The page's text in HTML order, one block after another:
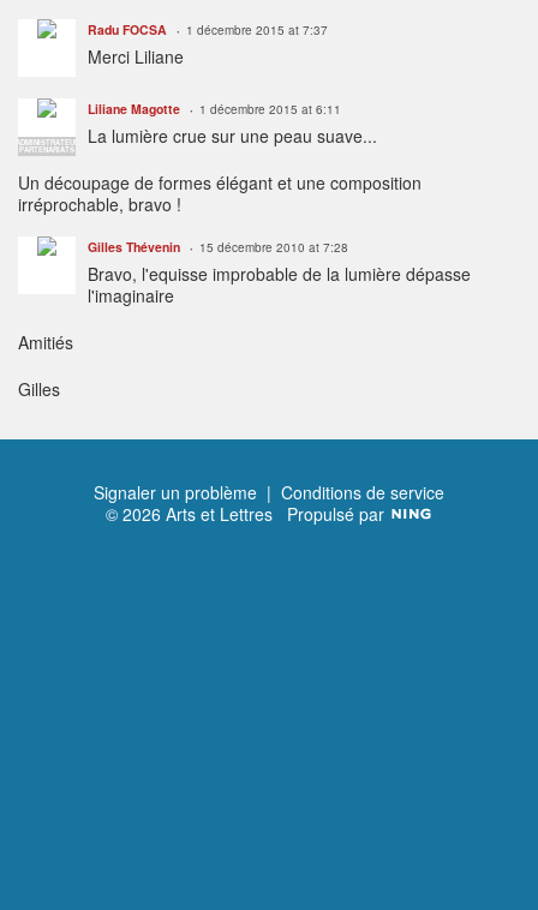
Radu FOCSA 1 décembre 2015 at 7:37
Merci Liliane
ADMINISTRATEUR
PARTENARIATS
Liliane Magotte 1 décembre 2015 at 6:11
La lumière crue sur une peau suave...
Un découpage de formes élégant et une composition
irréprochable, bravo !
Gilles Thévenin 15 décembre 2010 at 7:28
Bravo, l'equisse improbable de la lumière dépasse
l'imaginaire
Amitiés
Gilles
Signaler un problème | Conditions de service
© 2026 Arts et Lettres Propulsé par